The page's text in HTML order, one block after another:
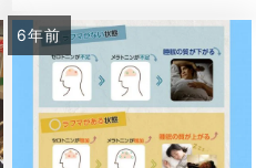
6年前